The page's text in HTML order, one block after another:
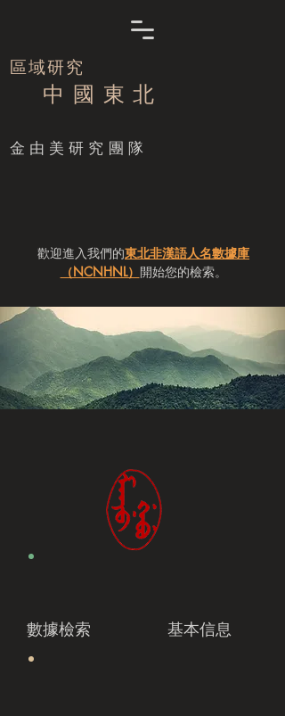
區域研究
中 國 東 北
​金由美研究團隊
歡迎進入我們的東北非漢語人名數據庫
（NCNHNL） 開始您的檢索。
數據檢索 基本信息